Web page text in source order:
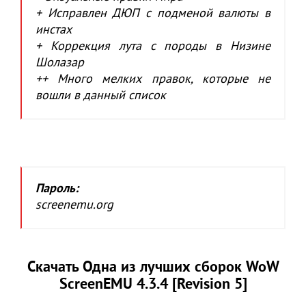
+ Исправлен ДЮП с подменой валюты в
инстах
+ Коррекция лута с породы в Низине
Шолазар
++ Много мелких правок, которые не
вошли в данный список
Пароль:
screenemu.org
Скачать Одна из лучших сборок WoW
ScreenEMU 4.3.4 [Revision 5]